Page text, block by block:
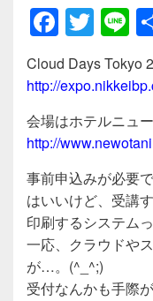
F
a
c
e
b
o
o
k
T
wi
tt
er
Li
n
e
Cloud Days Tokyo
http://
会場はホテルニュ
http://
事前申込みが必要
はいいけど、受講
印刷するシステム
一応、クラウドや
が…。(^_^;)
受付なんかも手際